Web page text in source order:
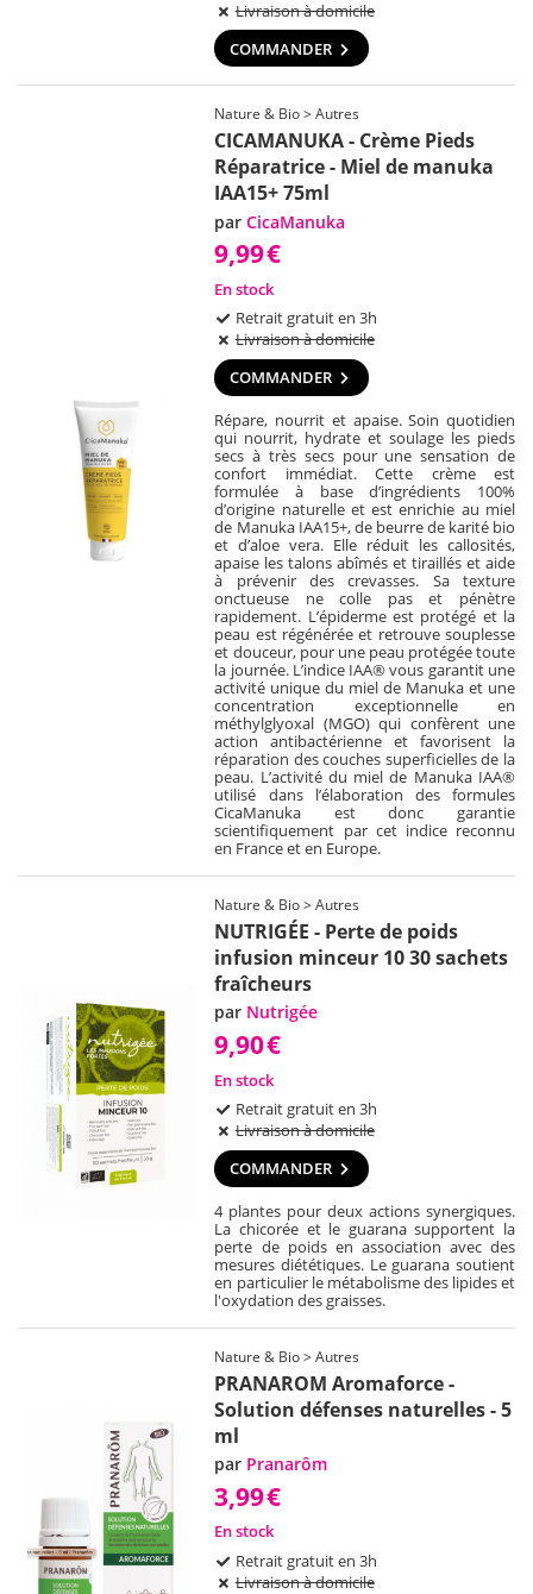
Livraison à domicile
COMMANDER
Nature & Bio > Autres
CICAMANUKA - Crème Pieds
Réparatrice - Miel de manuka
IAA15+ 75ml
parCicaManuka
9,99€
En stock
Retrait gratuit en 3h
Livraison à domicile
COMMANDER
Répare, nourrit et apaise. Soin quotidien
qui nourrit, hydrate et soulage les pieds
secs à très secs pour une sensation de
confort immédiat. Cette crème est
formulée à base d’ingrédients 100%
d’origine naturelle et est enrichie au miel
de Manuka IAA15+, de beurre de karité bio
et d’aloe vera. Elle réduit les callosités,
apaise les talons abîmés et tiraillés et aide
à prévenir des crevasses. Sa texture
onctueuse ne colle pas et pénètre
rapidement. L’épiderme est protégé et la
peau est régénérée et retrouve souplesse
et douceur, pour une peau protégée toute
la journée. L’indice IAA® vous garantit une
activité unique du miel de Manuka et une
concentration exceptionnelle en
méthylglyoxal (MGO) qui confèrent une
action antibactérienne et favorisent la
réparation des couches superficielles de la
peau. L’activité du miel de Manuka IAA®
utilisé dans l’élaboration des formules
CicaManuka est donc garantie
scientifiquement par cet indice reconnu
en France et en Europe.
Nature & Bio > Autres
NUTRIGÉE - Perte de poids
infusion minceur 10 30 sachets
fraîcheurs
par Nutrigée
9,90€
En stock
Retrait gratuit en 3h
Livraison à domicile
COMMANDER
4 plantes pour deux actions synergiques.
La chicorée et le guarana supportent la
perte de poids en association avec des
mesures diététiques. Le guarana soutient
en particulier le métabolisme des lipides et
l'oxydation des graisses.
Nature & Bio > Autres
PRANAROM Aromaforce -
Solution défenses naturelles - 5
ml
par Pranarôm
3,99€
En stock
Retrait gratuit en 3h
Livraison à domicile